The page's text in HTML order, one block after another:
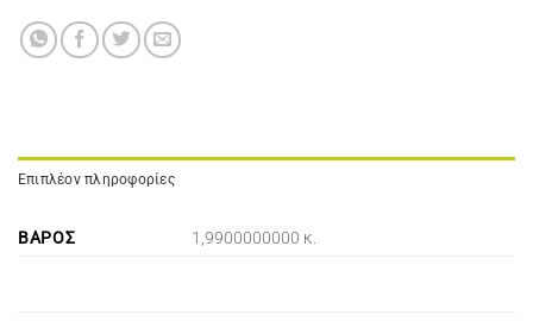
Επιπλέον πληροφορίες
ΒΆΡΟΣ 1,9900000000 κ.